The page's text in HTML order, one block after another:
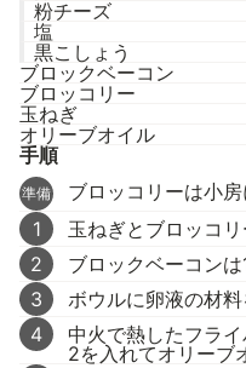
粉チーズ
塩
黒こしょう
ブロックベーコン
ブロッコリー
玉ねぎ
オリーブオイル
手順
準備
ブロッコリーは小房
1
玉ねぎとブロッコリ
2
ブロックベーコンは
3
ボウルに卵液の材料
4
中火で熱したフライ
2を入れてオリーブ